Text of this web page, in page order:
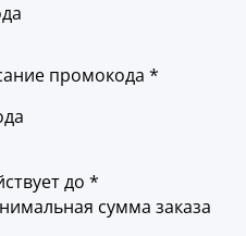
промокода *
до *
сумма заказа